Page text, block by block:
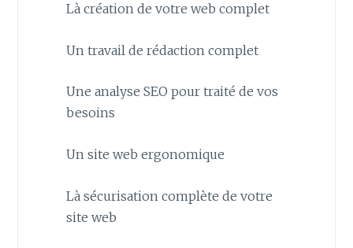
Là création de votre web complet
Un travail de rédaction complet
Une analyse SEO pour traité de vos
besoins
Un site web ergonomique
Là sécurisation complète de votre
site web